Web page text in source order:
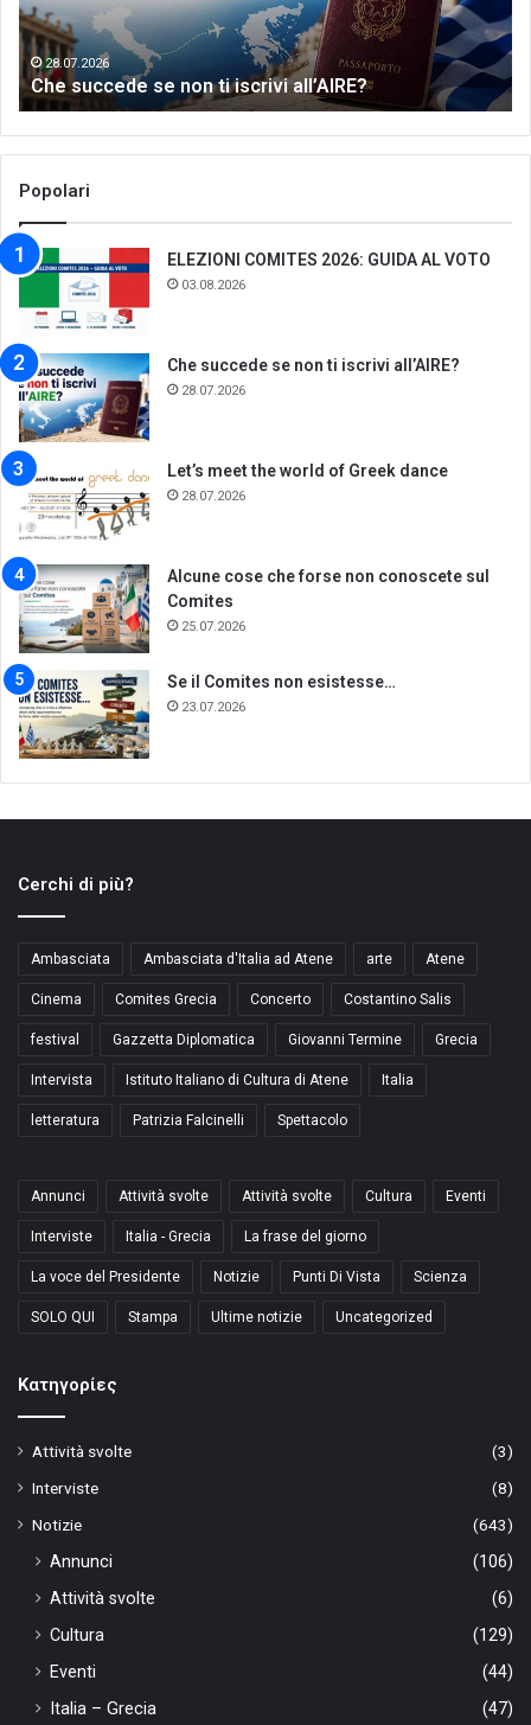
all’AIRE?
28.07.2026
Che succede se non ti iscrivi all’AIRE?
Popolari
ELEZIONI COMITES 2026: GUIDA AL VOTO
03.08.2026
Che succede se non ti iscrivi all’AIRE?
28.07.2026
Let’s meet the world of Greek dance
28.07.2026
Alcune cose che forse non conoscete sul
Comites
25.07.2026
Se il Comites non esistesse…
23.07.2026
Cerchi di più?
Ambasciata Ambasciata d'Italia ad Atene arte Atene
Cinema Comites Grecia Concerto Costantino Salis
festival Gazzetta Diplomatica Giovanni Termine Grecia
Intervista Istituto Italiano di Cultura di Atene Italia
letteratura Patrizia Falcinelli Spettacolo
Annunci Attività svolte Attività svolte Cultura Eventi
Interviste Italia - Grecia La frase del giorno
La voce del Presidente Notizie Punti Di Vista Scienza
SOLO QUI Stampa Ultime notizie Uncategorized
Kατηγορίες
Attività svolte
(3)
Interviste
(8)
Notizie
(643)
Annunci
(106)
Attività svolte
(6)
Cultura
(129)
Eventi
(44)
Italia – Grecia
(47)